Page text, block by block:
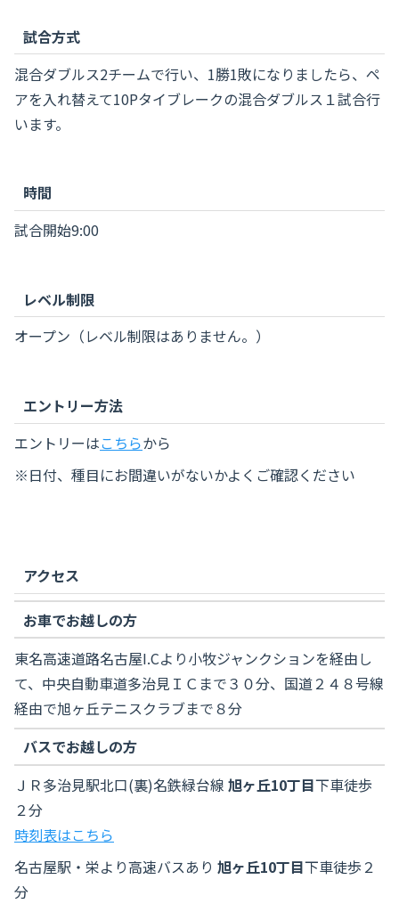
試合方式
混合ダブルス2チームで行い、1勝1敗になりましたら、ペ
アを入れ替えて10Pタイブレークの混合ダブルス１試合行
います。
時間
試合開始9:00
レベル制限
オープン（レベル制限はありません。）
エントリー方法
エントリーはこちらから
※日付、種目にお間違いがないかよくご確認ください
アクセス
お車でお越しの方
東名高速道路名古屋I.Cより小牧ジャンクションを経由し
て、中央自動車道多治見ＩＣまで３０分、国道２４８号線
経由で旭ヶ丘テニスクラブまで８分
バスでお越しの方
ＪＲ多治見駅北口(裏)名鉄緑台線 旭ヶ丘10丁目下車徒歩
２分
時刻表はこちら
名古屋駅・栄より高速バスあり 旭ヶ丘10丁目下車徒歩２
分